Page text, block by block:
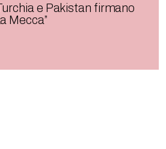
e Pakistan firmano
Mecca”